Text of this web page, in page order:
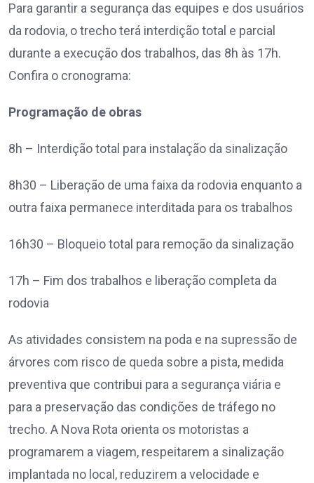
Para garantir a segurança das equipes e dos usuários
da rodovia, o trecho terá interdição total e parcial
durante a execução dos trabalhos, das 8h às 17h.
Confira o cronograma:
Programação de obras
8h – Interdição total para instalação da sinalização
8h30 – Liberação de uma faixa da rodovia enquanto a
outra faixa permanece interditada para os trabalhos
16h30 – Bloqueio total para remoção da sinalização
17h – Fim dos trabalhos e liberação completa da
rodovia
As atividades consistem na poda e na supressão de
árvores com risco de queda sobre a pista, medida
preventiva que contribui para a segurança viária e
para a preservação das condições de tráfego no
trecho. A Nova Rota orienta os motoristas a
programarem a viagem, respeitarem a sinalização
implantada no local, reduzirem a velocidade e